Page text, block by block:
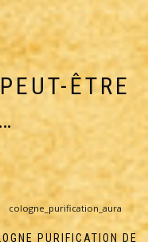
ÊTRE
PURIFICATION DE